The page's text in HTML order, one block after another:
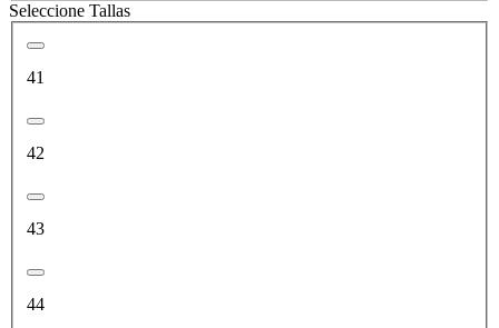
Seleccione Tallas
41
42
43
44